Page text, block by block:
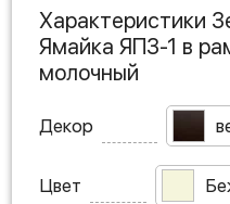
Характеристики
Ямайка ЯПЗ-1 в
молочный
Декор
Цвет